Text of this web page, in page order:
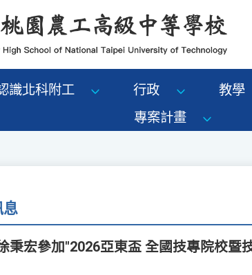
識北科附工 行政 教學
專案計畫
息
秉宏參加"2026亞東盃 全國技專院校暨